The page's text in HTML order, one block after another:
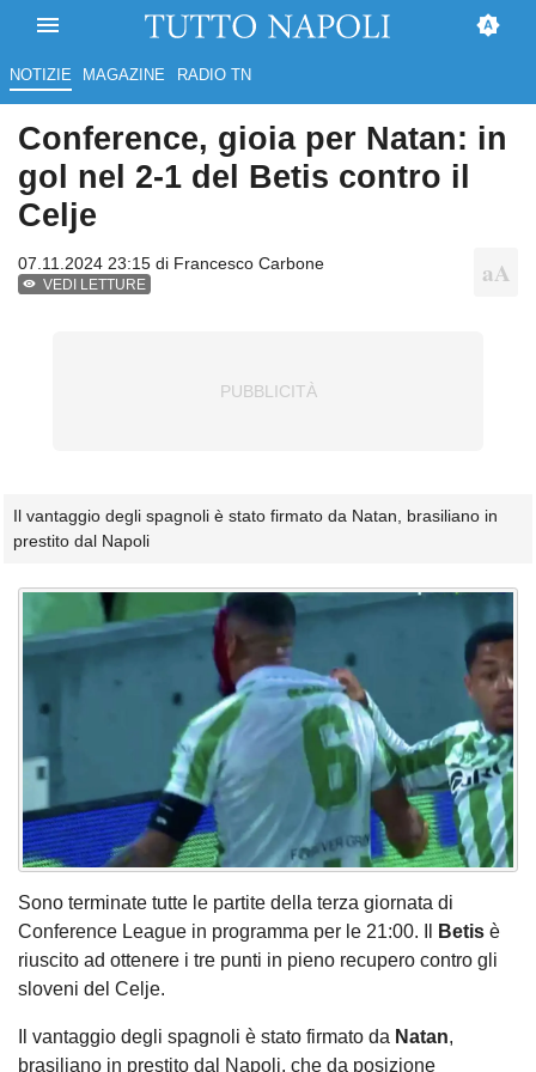
NOTIZIE MAGAZINE RADIO TN
Conference, gioia per Natan: in
gol nel 2-1 del Betis contro il
Celje
07.11.2024 23:15 di Francesco Carbone
VEDI LETTURE
Il vantaggio degli spagnoli è stato firmato da Natan, brasiliano in
prestito dal Napoli
Sono terminate tutte le partite della terza giornata di
Conference League in programma per le 21:00. Il
Betis è
riuscito ad ottenere i tre punti in pieno recupero contro gli
sloveni del Celje.
Il vantaggio degli spagnoli è stato firmato da Natan,
brasiliano in prestito dal Napoli, che da posizione